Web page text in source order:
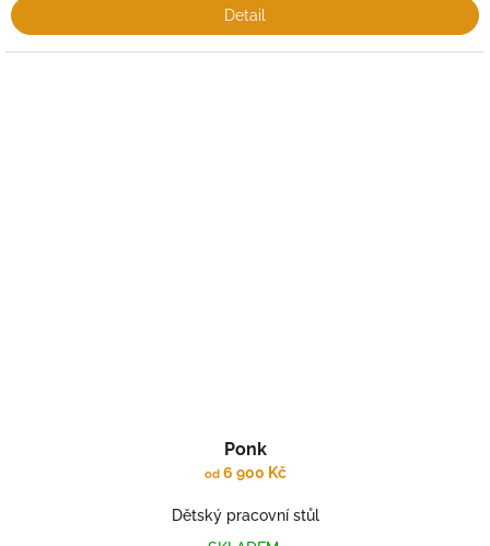
Detail
Ponk
od6 900 Kč
Dětský pracovní stůl